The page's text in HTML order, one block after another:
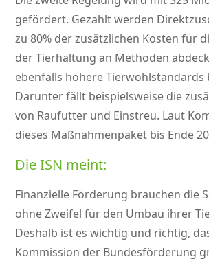
gefördert. Gezahlt werden
zu 80% der zusätzlichen Kosten für
der Tierhaltung an Methoden
ebenfalls höhere Tierwohlstandards
Darunter fällt beispielsweise die
von Raufutter und Einstreu. Laut
dieses Maßnahmenpaket bis Ende
Die ISN meint:
Finanzielle Förderung brauchen die
ohne Zweifel für den Umbau ihrer
Deshalb ist es wichtig und richtig,
Kommission der Bundesförderung